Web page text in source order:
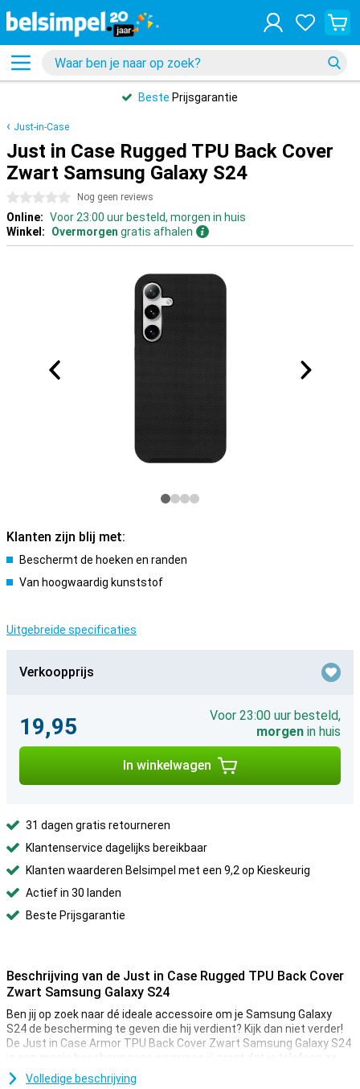
Beste Prijsgarantie
Just-in-Case
Just in Case Rugged TPU Back Cover
Zwart Samsung Galaxy S24
0 sterren Nog geen reviews
Online: Voor 23:00 uur besteld, morgen in huis
Winkel:
Overmorgen gratis afhalen
Klanten zijn blij met:
Beschermt de hoeken en randen
Van hoogwaardig kunststof
Uitgebreide specificaties
Verkoopprijs
19,95
Voor 23:00 uur besteld,
morgen in huis
In winkelwagen
31 dagen gratis retourneren
Klantenservice dagelijks bereikbaar
Klanten waarderen Belsimpel met een 9,2 op Kieskeurig
Actief in 30 landen
Beste Prijsgarantie
Beschrijving van de Just in Case Rugged TPU Back Cover
Zwart Samsung Galaxy S24
Ben jij op zoek naar dé ideale accessoire om je Samsung Galaxy
S24 de bescherming te geven die hij verdient? Kijk dan niet verder!
De Just in Case Armor TPU Back Cover Zwart Samsung Galaxy S24
is een mooie beschermcase waarmee jij zorgt dat je telefoon zo
lang mogelijk mee gaat.
Volledige beschrijving